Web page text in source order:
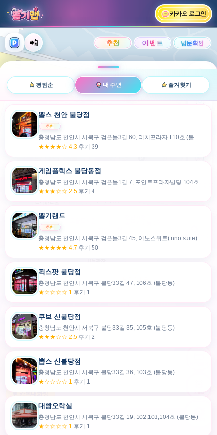
카카오 로그인
평점순 내 주변 즐겨찾기
뽑스 천안 불당점
충청남도 천안시 서북구 검은들3길 60, 리치프라자 110호 (불당동)
★★★★☆ 4.3 후기 39
게임플렉스 불당동점
충청남도 천안시 서북구 검은들1길 7, 포인트프라자빌딩 104호 (불당동)
★★★☆☆ 2.5 후기 4
뽑기랜드
충청남도 천안시 서북구 검은들3길 45, 이노스위트(inno suite) 102호 (불당동)
★★★★★ 4.7 후기 50
픽스팟 불당점
충청남도 천안시 서북구 불당33길 47, 106호 (불당동)
★☆☆☆☆ 1 후기 1
쿠보 신불당점
충청남도 천안시 서북구 불당33길 35, 105호 (불당동)
★★★☆☆ 2.5 후기 2
뽑스 신불당점
충청남도 천안시 서북구 불당33길 36, 103호 (불당동)
★☆☆☆☆ 1 후기 1
대빵오락실
충청남도 천안시 서북구 불당33길 19, 102,103,104호 (불당동)
★☆☆☆☆ 1 후기 1
30m
📲
내위치
💬 카톡대화방